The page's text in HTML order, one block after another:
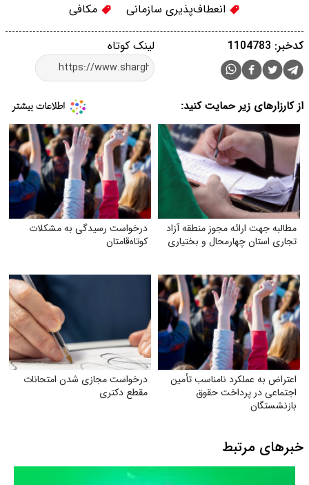
انعطاف‌پذیری سازمانی مکافی
لینک کوتاه کدخبر: 1104783
از کارزارهای زیر حمایت کنید:
مطالبه جهت ارائه مجوز منطقه آزاد
تجاری استان چهارمحال و بختیاری
درخواست رسیدگی به مشکلات
کوتاه‌قامتان
اعتراض به عملکرد نامناسب تأمین
اجتماعی در پرداخت حقوق
بازنشستگان
درخواست مجازی شدن امتحانات
مقطع دکتری
خبرهای مرتبط